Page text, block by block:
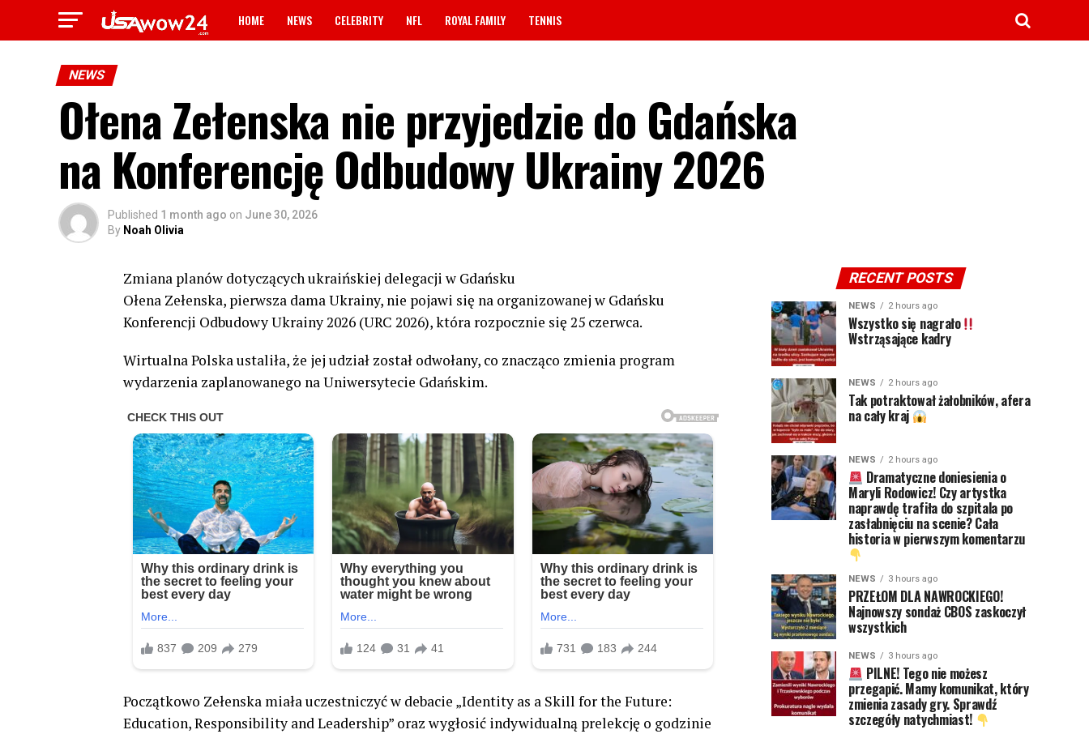
HOME NEWS CELEBRITY NFL ROYAL FAMILY TENNIS
NEWS
Ołena Zełenska nie przyjedzie do Gdańska
na Konferencję Odbudowy Ukrainy 2026
Published 1 month ago on June 30, 2026
By Noah Olivia
Zmiana planów dotyczących ukraińskiej delegacji w Gdańsku
Ołena Zełenska, pierwsza dama Ukrainy, nie pojawi się na organizowanej w Gdańsku
Konferencji Odbudowy Ukrainy 2026 (URC 2026), która rozpocznie się 25 czerwca.
Wirtualna Polska ustaliła, że jej udział został odwołany, co znacząco zmienia program
wydarzenia zaplanowanego na Uniwersytecie Gdańskim.
Początkowo Zełenska miała uczestniczyć w debacie „Identity as a Skill for the Future:
Education, Responsibility and Leadership” oraz wygłosić indywidualną prelekcję o godzinie
RECENT POSTS
NEWS 2 hours ago
Wszystko się nagrało
Wstrząsające kadry
NEWS 2 hours ago
Tak potraktował żałobników, afera
na cały kraj
NEWS 2 hours ago
Dramatyczne doniesienia o
Maryli Rodowicz! Czy artystka
naprawdę trafiła do szpitala po
zasłabnięciu na scenie? Cała
historia w pierwszym komentarzu
NEWS 3 hours ago
PRZEŁOM DLA NAWROCKIEGO!
Najnowszy sondaż CBOS zaskoczył
wszystkich
NEWS 3 hours ago
PILNE! Tego nie możesz
przegapić. Mamy komunikat, który
zmienia zasady gry. Sprawdź
szczegóły natychmiast!